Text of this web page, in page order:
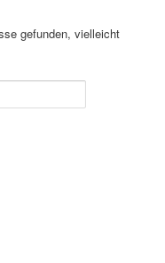
gefunden, vielleicht